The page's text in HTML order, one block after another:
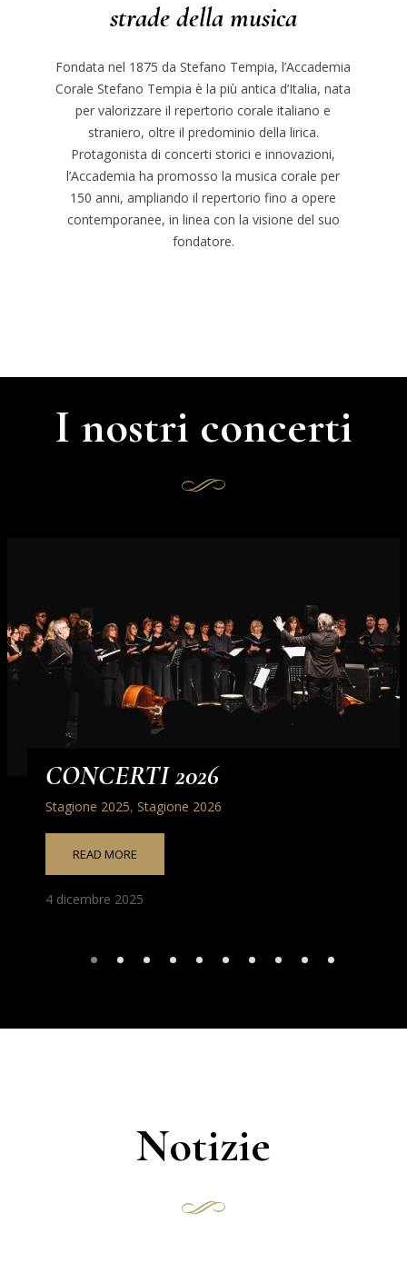
strade della musica
Fondata nel 1875 da Stefano Tempia, l’Accademia
Corale Stefano Tempia è la più antica d’Italia, nata
per valorizzare il repertorio corale italiano e
straniero, oltre il predominio della lirica.
Protagonista di concerti storici e innovazioni,
l’Accademia ha promosso la musica corale per
150 anni, ampliando il repertorio fino a opere
contemporanee, in linea con la visione del suo
fondatore.
I nostri concerti
CONCERTI 2026
Stagione 2025, Stagione 2026
READ MORE
4 dicembre 2025
Notizie